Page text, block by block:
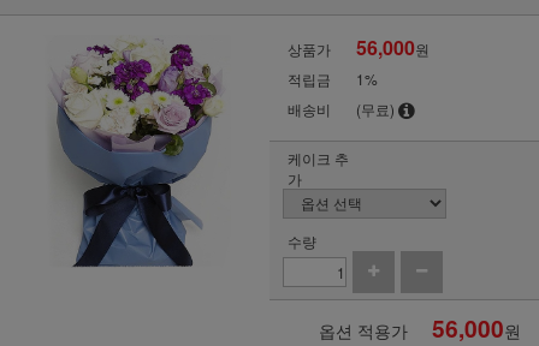
상품가 56,000원
적립금
1%
배송비
(무료)
케이크 추
가
수량
옵션 적용가 56,000원